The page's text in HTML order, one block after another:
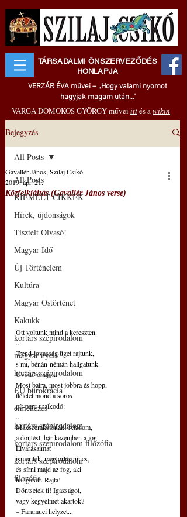
TÁRSADALMI ÖNSZERVEZŐDÉS
HONLAPJA
VERZÁR ÉVA művei – „Hogy valami nyomot
hagyjak magam után..."
VARGA DOMOKOS GYÖRGY művei ittés awikin
Bejegyzés
All Posts
KIEMELT CIKKEK
Hírek, újdonságok
Tisztelt Olvasó!
Magyar Idő
Új Történelem
Kultúra
Magyar Őstörténet
Kakukk
kortárs szépirodalom
magyar nyelv
kortárs szépirodalom
EU bürokrácia
emlékezés
kortárs szépirodalom
kortárs szépirodalom filozófia
kortárs szépirodalom
filozófia
All Posts
Közfelkiáltás (Gavallér János verse)
Gavallér János, Szilaj Csikó
2019. ápr. 21.
Ott voltunk mind a kereszten.
...
Trend-lovasság üget rajtunk,
s mi, bénán-némán hallgatunk.
Üvöltő óhajok.
Most balra, most jobbra és hopp,
ítéletet mond a soros
pír-perc uralkodó:
...
Mákszemkatonák! Átadom,
a döntést, bár kezemben a jog.
Elvárásaimat
ismeritek, megtorlás nincs,
és sírni majd az fog, aki
hallgatott. Rajta!
Döntsetek ti! Igazságot,
vagy kegyelmet akartok?
– Faramuci helyzet...